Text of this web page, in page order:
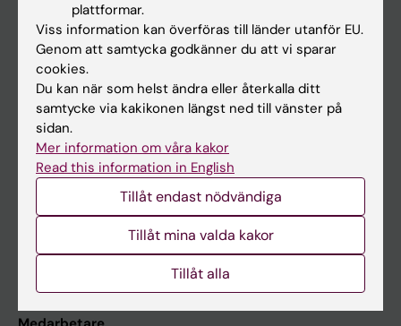
Kalender
Student
Ladok
Canvas
Schema
Kurs- och programwebbar
plattformar.
Viss information kan överföras till länder utanför EU.
Genom att samtycka godkänner du att vi sparar
cookies.
Du kan när som helst ändra eller återkalla ditt
samtycke via kakikonen längst ned till vänster på
sidan.
Mer information om våra kakor
Read this information in English
Tillåt endast nödvändiga
Tillåt mina valda kakor
Tillåt alla